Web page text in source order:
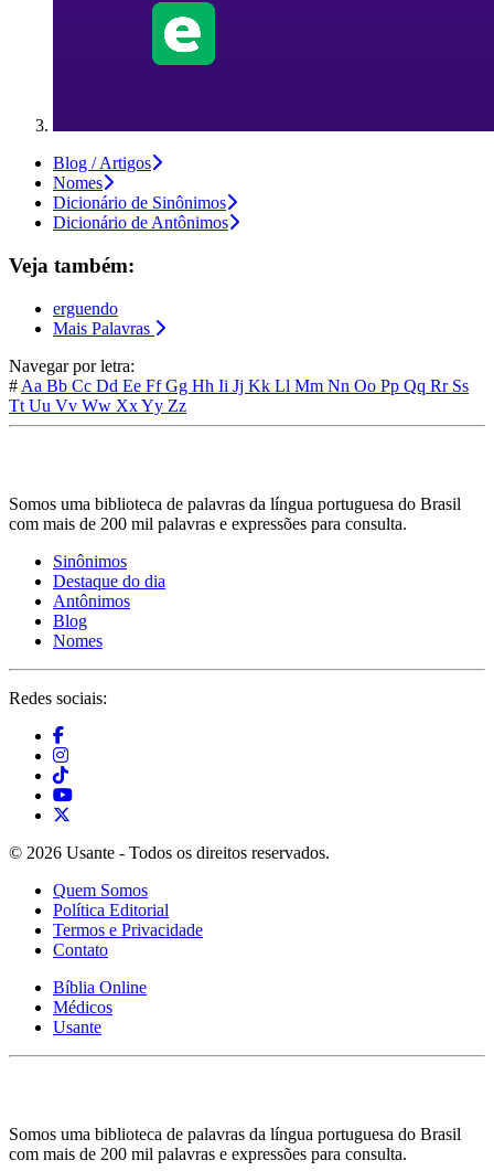
Blog / Artigos
Nomes
Dicionário de Sinônimos
Dicionário de Antônimos
Veja também:
erguendo
Mais Palavras
Navegar por letra:
# Aa Bb Cc Dd Ee FfGg Hh Ii Jj Kk Ll Mm Nn Oo Pp Qq Rr Ss
Tt Uu Vv Ww XxYy Zz
Somos uma biblioteca de palavras da língua portuguesa do Brasil
com mais de 200 mil palavras e expressões para consulta.
Sinônimos
Destaque do dia
Antônimos
Blog
Nomes
Redes sociais:
© 2026 Usante - Todos os direitos reservados.
Quem Somos
Política Editorial
Termos e Privacidade
Contato
Bíblia Online
Médicos
Usante
Somos uma biblioteca de palavras da língua portuguesa do Brasil
com mais de 200 mil palavras e expressões para consulta.